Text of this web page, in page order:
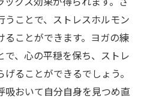
うことで、ストレスホルモン
ることができます。ヨガの練
、心の平穏を保ち、ストレ
ることができるでしょう。
吸おいて自分自身を見つめ直